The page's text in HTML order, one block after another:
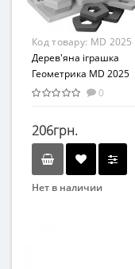
Комбинированный
Код товару: MD 2025
Дерев'яна іграшка
Геометрика MD 2025
0
206грн.
Нет в наличии